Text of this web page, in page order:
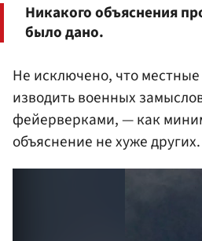
Никакого объяснения
было дано.
Не исключено, что
изводить военных
фейерверками, — как
объяснение не хуже других.